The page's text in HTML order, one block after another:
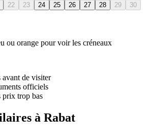
22 23 24 25 26 27 28 29
30
ou orange pour voir les créneaux
avant de visiter
officiels
prix trop bas
à Rabat